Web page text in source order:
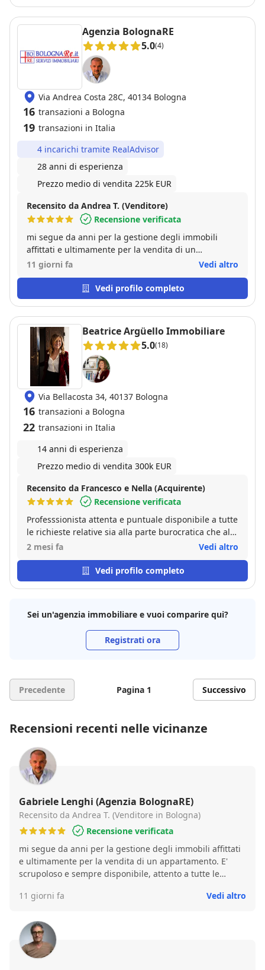
Agenzia BolognaRE
5.0(4)
Via Andrea Costa 28C, 40134 Bologna
16 transazioni a Bologna
19 transazioni in Italia
4 incarichi tramite RealAdvisor
28 anni di esperienza
Prezzo medio di vendita 225k EUR
Recensito da Andrea T. (Venditore)
Recensione verificata
mi segue da anni per la gestione degli immobili
affittati e ultimamente per la vendita di un
appartamento. E' scrupoloso e sempre disponibile,
consiglio vivamente.
11 giorni fa Vedi altro
Vedi profilo completo
Beatrice Argüello Immobiliare
5.0(18)
Via Bellacosta 34, 40137 Bologna
16 transazioni a Bologna
22 transazioni in Italia
14 anni di esperienza
Prezzo medio di vendita 300k EUR
Recensito da Francesco e Nella (Acquirente)
Recensione verificata
Professsionista attenta e puntuale disponibile a tutte
le richieste relative sia alla parte burocratica che alle
esigenze logistiche. Capace di cogliere anche gli
compravendita di un immobile. Persona a cui
rivolgersi con la massima fiducia. Grazie Beatrice
2 mesi fa Vedi altro
Vedi profilo completo
Sei un'agenzia immobiliare e vuoi comparire qui?
Registrati ora
Precedente Pagina 1 Successivo
Recensioni recenti nelle vicinanze
Gabriele Lenghi (Agenzia BolognaRE)
Recensito da Andrea T. (Venditore in Bologna)
Recensione verificata
mi segue da anni per la gestione degli immobili affittati
e ultimamente per la vendita di un appartamento. E'
scrupoloso e sempre disponibile, attento a tutte le
possono insorgere. Lo consiglio vivamente.
11 giorni fa Vedi altro